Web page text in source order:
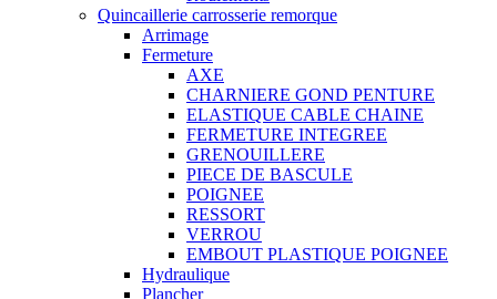
Quincaillerie carrosserie remorque
Arrimage
Fermeture
AXE
CHARNIERE GOND PENTURE
ELASTIQUE CABLE CHAINE
FERMETURE INTEGREE
GRENOUILLERE
PIECE DE BASCULE
POIGNEE
RESSORT
VERROU
EMBOUT PLASTIQUE POIGNEE
Hydraulique
Plancher